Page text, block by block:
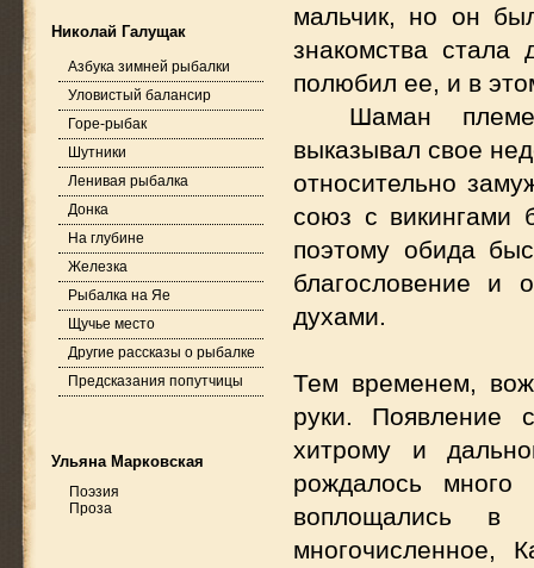
Николай Галущак
Азбука зимней рыбалки
Уловистый балансир
Горе-рыбак
Шутники
Ленивая рыбалка
Донка
На глубине
Железка
Рыбалка на Яе
Щучье место
Другие рассказы о рыбалке
Предсказания попутчицы
Ульяна Марковская
Поэзия
Проза
мальчик, но он
знакомства
полюбил ее, и в
Шаман
выказывал свое
относительно
союз с
поэтому обида
благословение и
духами.
Тем временем,
руки. Появление
хитрому и
рождалось
воплощались
многочисленное,